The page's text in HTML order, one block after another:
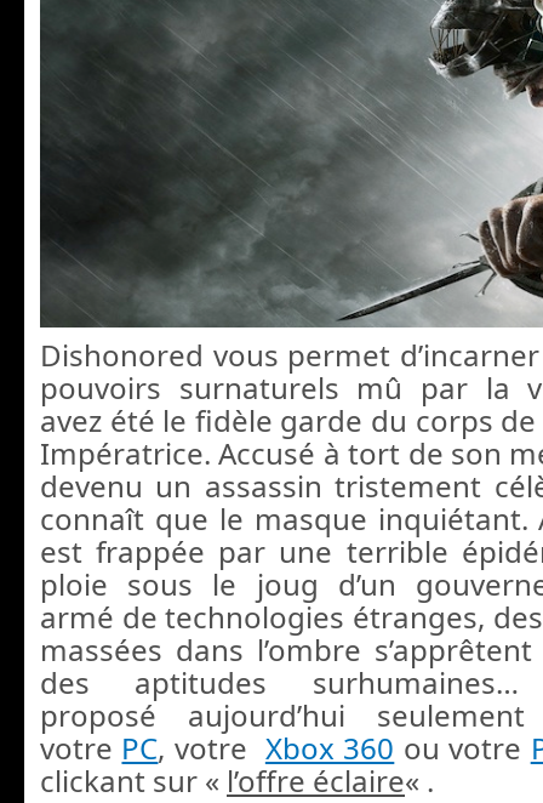
Dishonored vous permet
pouvoirs surnaturels mû par la
avez été le fidèle garde du corps
Impératrice. Accusé à tort de son
devenu un assassin tristement
connaît que le masque inquiétant.
est frappée par une terrible
ploie sous le joug d’un
armé de technologies étranges,
massées dans l’ombre
des aptitudes
proposé aujourd’hui
votre PC, votre Xbox 360 ou votre
clickant sur « l’offre éclaire« .